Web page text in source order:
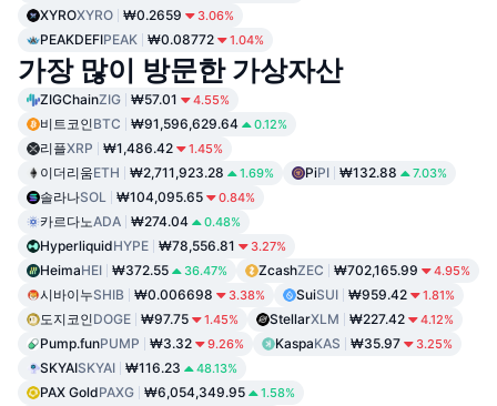
XYROXYRO ₩0.2659 3.06%
PEAKDEFIPEAK ₩0.08772 1.04%
가장 많이 방문한 가상자산
ZIGChainZIG ₩57.01 4.55%
비트코인BTC ₩91,596,629.64 0.12%
리플XRP ₩1,486.42 1.45%
이더리움ETH ₩2,711,923.28 1.69% PiPI ₩132.88 7.03%
솔라나SOL ₩104,095.65 0.84%
카르다노ADA ₩274.04 0.48%
HyperliquidHYPE ₩78,556.81 3.27%
HeimaHEI ₩372.55 36.47% ZcashZEC ₩702,165.99 4.95%
시바이누SHIB ₩0.006698 3.38% SuiSUI ₩959.42 1.81%
도지코인DOGE ₩97.75 1.45% StellarXLM ₩227.42 4.12%
Pump.funPUMP ₩3.32 9.26% KaspaKAS ₩35.97 3.25%
SKYAISKYAI ₩116.23 48.13%
PAX GoldPAXG ₩6,054,349.95 1.58%